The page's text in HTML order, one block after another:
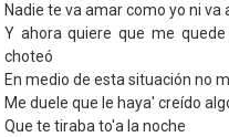
Nadie te va amar como yo ni va
Y ahora quiere que me
choteó
En medio de esta situación no
Me duele que le haya' creído
Que te tiraba to'a la noche